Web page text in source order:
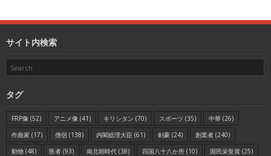
サイト内検索
タグ
FRP像 (52) アニメ像 (41) キリシタン (70) スポーツ (35) 中華 (26)
作曲家 (17) 僧侶 (138) 内閣総理大臣 (61) 剣豪 (24) 創業者 (240)
動物 (48) 医者 (93) 南北朝時代 (38) 四国八十八か所 (10) 国民栄誉賞 (25)